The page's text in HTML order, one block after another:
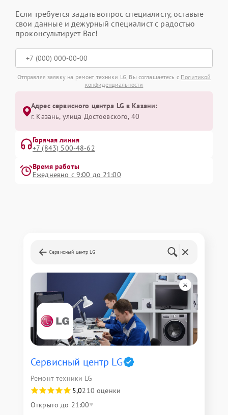
Если требуется задать вопрос специалисту, оставьте
свои данные и дежурный специалист с радостью
проконсультирует Вас!
Отправляя заявку на ремонт техники LG, Вы соглашаетесь с Политикой
конфиденциальности
Адрес сервисного центра LG в Казани:
г. Казань, улица Достоевского, 40
Горячая линия
+7 (843) 500-48-62
Время работы
Ежедневно с 9:00 до 21:00
Сервисный центр LG
Сервисный центр LG
Ремонт техники LG
5,0210 оценки
Открыто до 21:00